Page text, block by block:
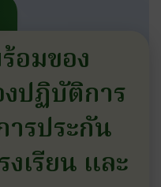
อมของ
ปฏิบัติการ
รประกัน
เรียน และ